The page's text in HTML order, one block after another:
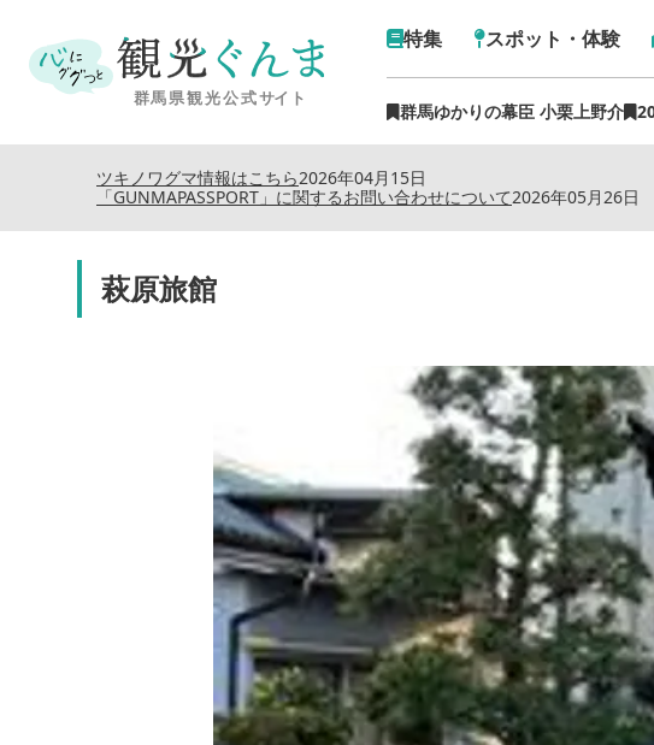
特集 スポット・体験
群馬ゆかりの幕臣 小栗上野介
2026年04月15日
ツキノワグマ情報はこちら
2026年05月26日
「GUNMAPASSPORT」に関するお問い合わせについて
萩原旅館